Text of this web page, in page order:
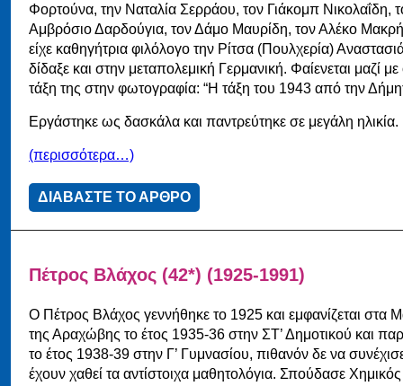
Φορτούνα, την Ναταλία Σερράου, τον Γιάκομπ Νικολαΐδη,
Αμβρόσιο Δαρδούγια, τον Δάμο Μαυρίδη, τον Αλέκο
είχε καθηγήτρια φιλόλογο την Ρίτσα (Πουλχερία)
δίδαξε και στην μεταπολεμική Γερμανική. Φαίενεται μαζί
τάξη της στην φωτογραφία: “Η τάξη του 1943 από την
Εργάστηκε ως δασκάλα και παντρεύτηκε σε μεγάλη ηλικία.
(περισσότερα…)
ΔΙΑΒΑΣΤΕ ΤΟ ΑΡΘΡΟ
Πέτρος Βλάχος (42*) (1925-1991)
Ο Πέτρος Βλάχος γεννήθηκε το 1925 και εμφανίζεται στα
της Αραχώβης το έτος 1935-36 στην ΣΤ’ Δημοτικού και
το έτος 1938-39 στην Γ’ Γυμνασίου, πιθανόν δε να
έχουν χαθεί τα αντίστοιχα μαθητολόγια. Σπούδασε